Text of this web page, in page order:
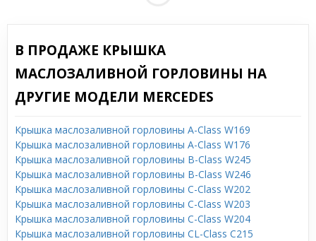
В ПРОДАЖЕ КРЫШКА
МАСЛОЗАЛИВНОЙ ГОРЛОВИНЫ НА
ДРУГИЕ МОДЕЛИ MERCEDES
Крышка маслозаливной горловины A-Class W169
Крышка маслозаливной горловины A-Class W176
Крышка маслозаливной горловины B-Class W245
Крышка маслозаливной горловины B-Class W246
Крышка маслозаливной горловины C-Class W202
Крышка маслозаливной горловины C-Class W203
Крышка маслозаливной горловины C-Class W204
Крышка маслозаливной горловины CL-Class C215